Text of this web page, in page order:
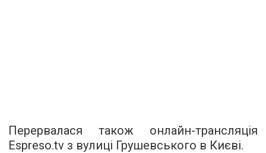
Перервалася також онлайн-трансляція
Espreso.tv з вулиці Грушевського в Києві.